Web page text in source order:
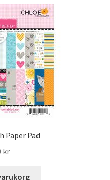
Paper Pad
kr